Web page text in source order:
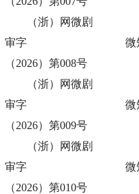
（浙）网微剧
审字
（2026）第008号
微
（浙）网微剧
审字
（2026）第009号
微
（浙）网微剧
审字
（2026）第010号
微